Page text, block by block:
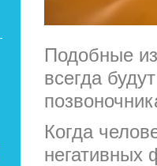
Подобные
всегда
Когда
негативных